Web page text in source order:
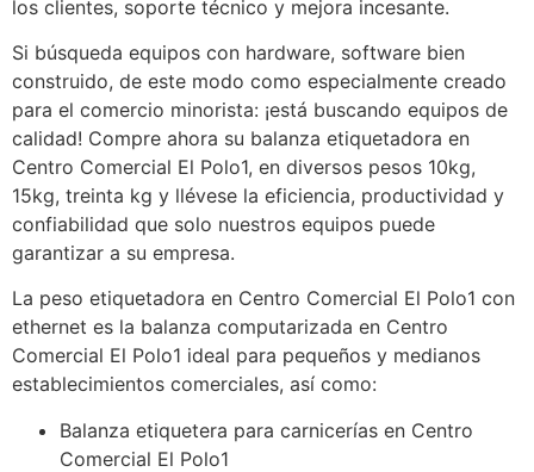
los clientes, soporte técnico y mejora incesante.
Si búsqueda equipos con hardware, software bien
construido, de este modo como especialmente creado
para el comercio minorista: ¡está buscando equipos de
calidad! Compre ahora su balanza etiquetadora en
Centro Comercial El Polo1, en diversos pesos 10kg,
15kg, treinta kg y llévese la eficiencia, productividad y
confiabilidad que solo nuestros equipos puede
garantizar a su empresa.
La peso etiquetadora en Centro Comercial El Polo1 con
ethernet es la balanza computarizada en Centro
Comercial El Polo1 ideal para pequeños y medianos
establecimientos comerciales, así como:
Balanza etiquetera para carnicerías en Centro
Comercial El Polo1